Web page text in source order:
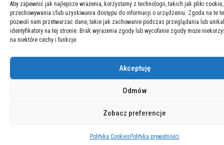
Aby zapewnić jak najlepsze wrażenia, korzystamy z technologii, takich jak pliki
przechowywania i/lub uzyskiwania dostępu do informacji o urządzeniu. Zgoda na te
pozwoli nam przetwarzać dane, takie jak zachowanie podczas przeglądania lub
identyfikatory na tej stronie. Brak wyrażenia zgody lub wycofanie zgody może
na niektóre cechy i funkcje.
Akceptuję
Odmów
Zobacz preferencje
Polityka Cookies Polityka prywatności